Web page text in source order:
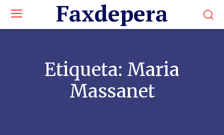
Faxdepera
Etiqueta: Maria
Massanet